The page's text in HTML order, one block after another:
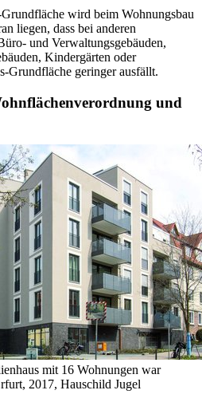
wird beim Wohnungsbau
liegen, dass bei anderen
und Verwaltungsgebäuden,
Kindergärten oder
Grundfläche geringer ausfällt.
und
mit 16 Wohnungen war
2017, Hauschild Jugel